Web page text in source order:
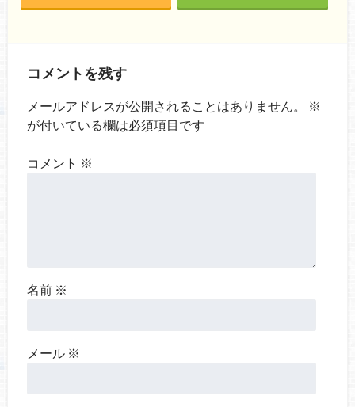
コメントを残す
メールアドレスが公開されることはありません。
※
が付いている欄は必須項目です
コメント ※
名前 ※
メール ※